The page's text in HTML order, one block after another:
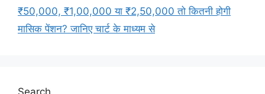
₹50,000, ₹1,00,000 या ₹2,50,000 तो कितनी होगी
मासिक पेंशन? जानिए चार्ट के माध्यम से
Search